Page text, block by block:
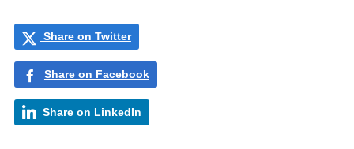
Share on Twitter
Share on Facebook
Share on LinkedIn